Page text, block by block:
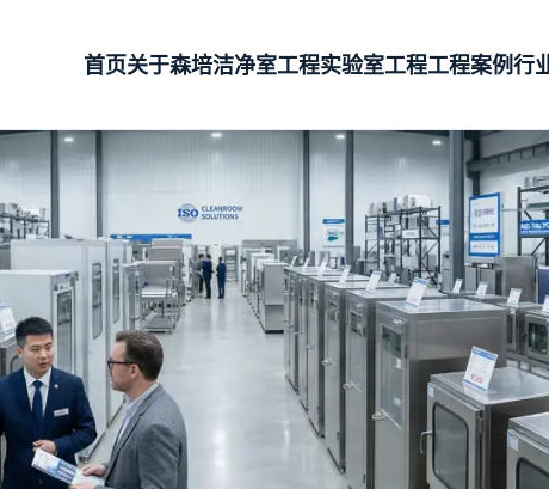
首页关于森培洁净室工程实验室工程工程案例行